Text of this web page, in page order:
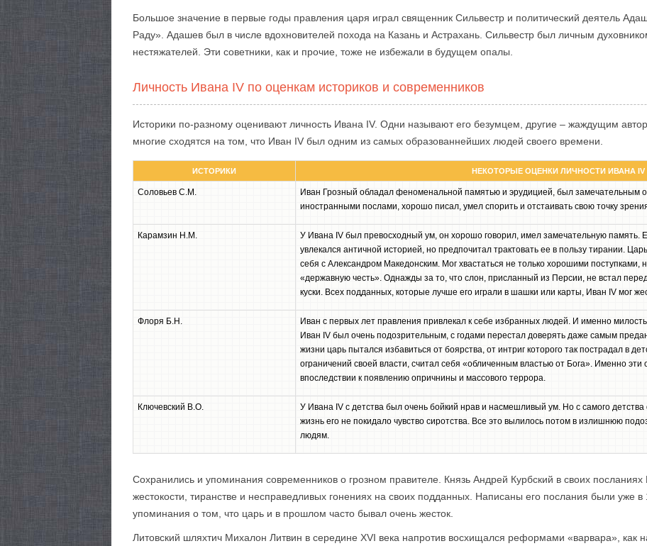
Большое значение в первые годы правления царя играл священник Сильвестр и политический деятель
Раду». Адашев был в числе вдохновителей похода на Казань и Астрахань. Сильвестр был личным
нестяжателей. Эти советники, как и прочие, тоже не избежали в будущем опалы.
Личность Ивана IV по оценкам историков и современников
Историки по-разному оценивают личность Ивана IV. Одни называют его безумцем, другие – жаждущим
многие сходятся на том, что Иван IV был одним из самых образованнейших людей своего времени.
ИСТОРИКИ НЕКОТОРЫЕ ОЦЕНКИ ЛИЧНОСТИ ИВАНА IV
Соловьев С.М.
Иван Грозный обладал феноменальной памятью и эрудицией, был замечательным
иностранными послами, хорошо писал, умел спорить и отстаивать свою точку
Карамзин Н.М.
У Ивана IV был превосходный ум, он хорошо говорил, имел замечательную
увлекался античной историей, но предпочитал трактовать ее в пользу тирании.
себя с Александром Македонским. Мог хвастаться не только хорошими поступками,
«державную честь». Однажды за то, что слон, присланный из Персии, не встал
куски. Всех подданных, которые лучше его играли в шашки или карты, Иван IV мог
Флоря Б.Н.
Иван с первых лет правления привлекал к себе избранных людей. И именно
Иван IV был очень подозрительным, с годами перестал доверять даже самым
жизни царь пытался избавиться от боярства, от интриг которого так пострадал в
ограничений своей власти, считал себя «обличенным властью от Бога». Именно эти
впоследствии к появлению опричнины и массового террора.
Ключевский В.О.
У Ивана IV с детства был очень бойкий нрав и насмешливый ум. Но с самого
жизнь его не покидало чувство сиротства. Все это вылилось потом в излишнюю
людям.
Сохранились и упоминания современников о грозном правителе. Князь Андрей Курбский в своих
жестокости, тиранстве и несправедливых гонениях на своих подданных. Написаны его послания были уже
упоминания о том, что царь и в прошлом часто бывал очень жесток.
Литовский шляхтич Михалон Литвин в середине XVI века напротив восхищался реформами «варвара», как